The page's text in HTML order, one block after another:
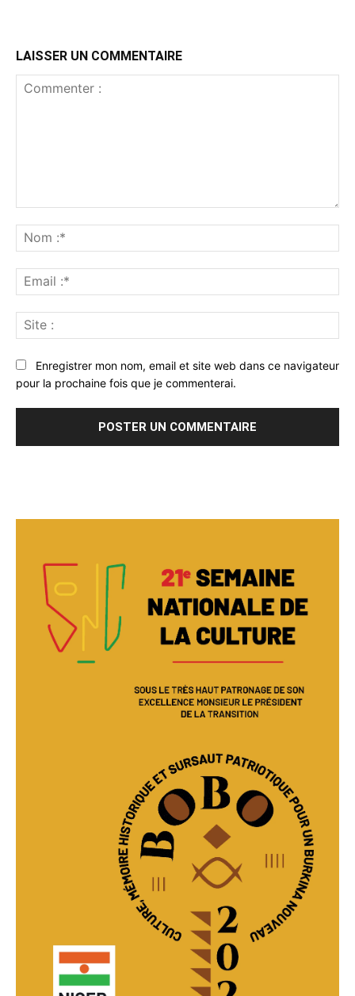
LAISSER UN COMMENTAIRE
:*
:*
:
Enregistrer mon nom, email et site web dans ce navigateur
pour la prochaine fois que je commenterai.